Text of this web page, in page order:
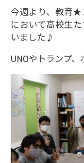
今週より、教育★
において高校生
いました♪
UNOやトランプ、